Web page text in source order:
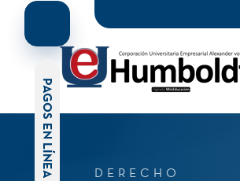
DERECHO
PAGOS EN LÍNEA